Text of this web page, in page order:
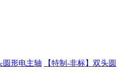
【特制-非标】双头圆